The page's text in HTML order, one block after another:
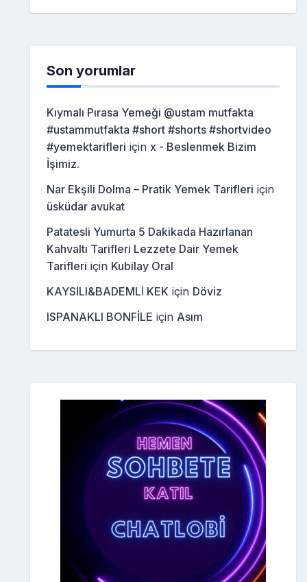
Son yorumlar
Kıymalı Pırasa Yemeği @ustam mutfakta
#ustammutfakta #short #shorts #shortvideo
#yemektarifleri için x - Beslenmek Bizim
İşimiz.
Nar Ekşili Dolma – Pratik Yemek Tarifleri için
üsküdar avukat
Patatesli Yumurta 5 Dakikada Hazırlanan
Kahvaltı Tarifleri Lezzete Dair Yemek
Tarifleri için Kubilay Oral
KAYSILI&BADEMLİ KEK için Döviz
ISPANAKLI BONFİLE için Asım